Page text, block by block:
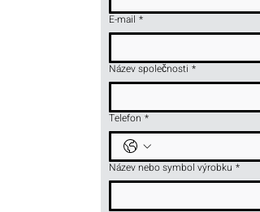
E-mail *
Název společnosti *
Telefon *
Název nebo symbol výrobku *